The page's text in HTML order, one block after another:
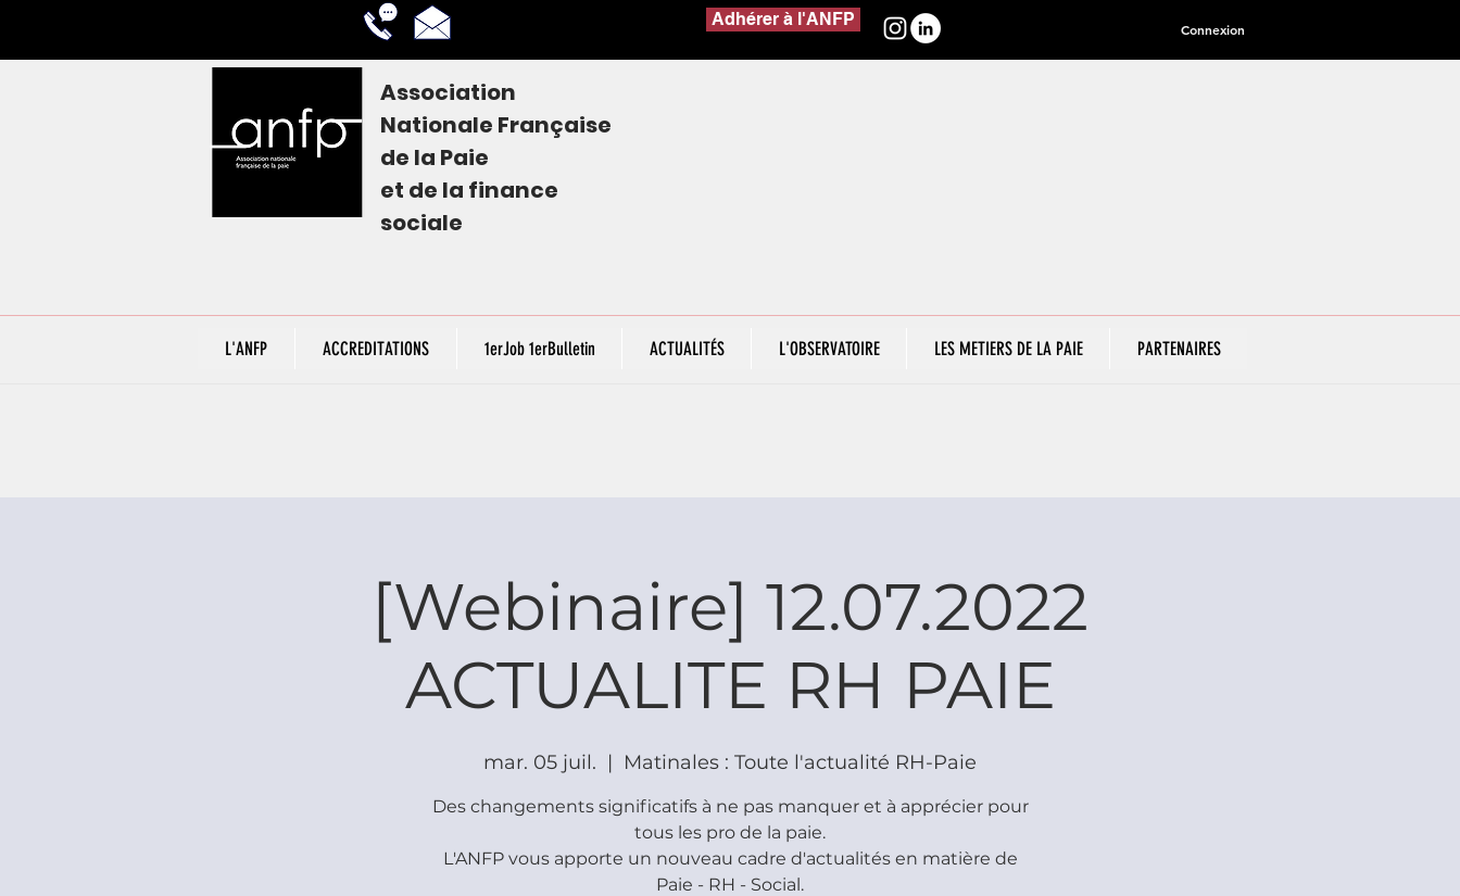
Adhérer à l'ANFP Connexion
Association
Nationale Française
de la Paie
et de la finance
sociale
L'ANFP ACCREDITATIONS 1erJob 1erBulletin ACTUALITÉS L'OBSERVATOIRE LES METIERS DE LA PAIE PARTENAIRES
[Webinaire] 12.07.2022
ACTUALITE RH PAIE
mar. 05 juil.
  |
Matinales : Toute l'actualité RH-Paie
Des changements significatifs à ne pas manquer et à apprécier pour
tous les pro de la paie.
L'ANFP vous apporte un nouveau cadre d'actualités en matière de
Paie - RH - Social.